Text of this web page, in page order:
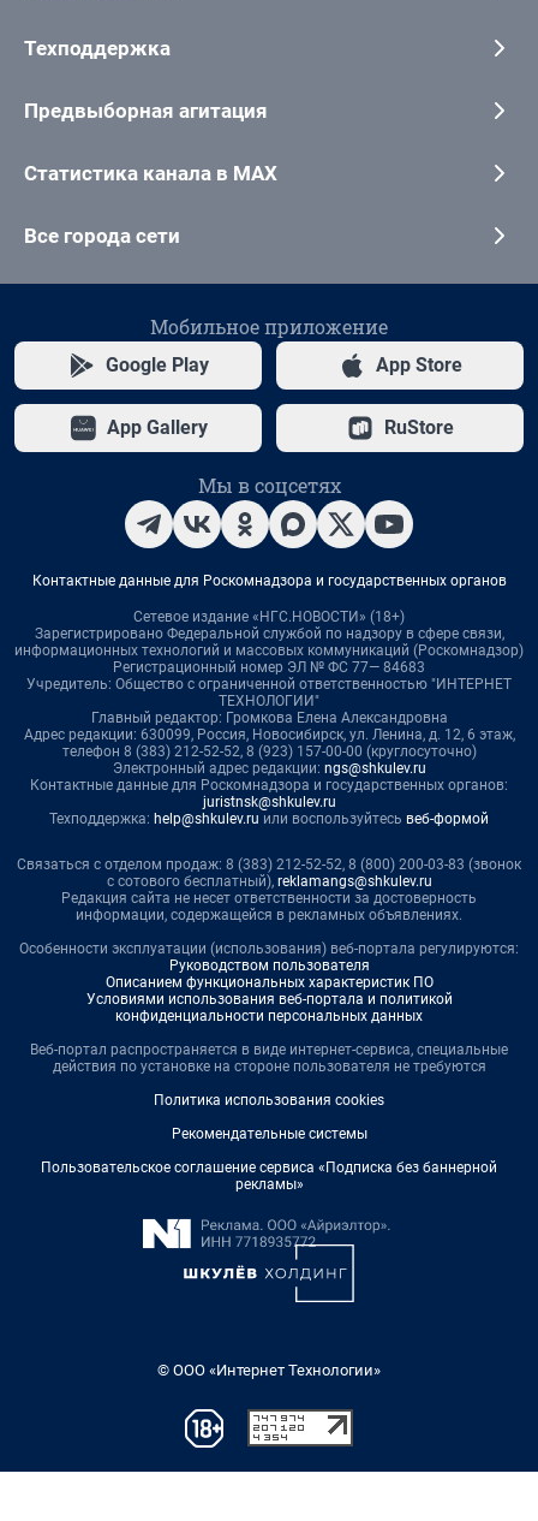
Техподдержка
Предвыборная агитация
Статистика канала в MAX
Все города сети
Мобильное приложение
Google Play App Store
App Gallery RuStore
Мы в соцсетях
Контактные данные для Роскомнадзора и государственных органов
Сетевое издание «НГС.НОВОСТИ» (18+)
Зарегистрировано Федеральной службой по надзору в сфере связи,
информационных технологий и массовых коммуникаций (Роскомнадзор)
Регистрационный номер ЭЛ № ФС 77— 84683
Учредитель: Общество с ограниченной ответственностью "ИНТЕРНЕТ
ТЕХНОЛОГИИ"
Главный редактор: Громкова Елена Александровна
Адрес редакции: 630099, Россия, Новосибирск, ул. Ленина, д. 12, 6 этаж,
телефон 8 (383) 212-52-52, 8 (923) 157-00-00 (круглосуточно)
Электронный адрес редакции: ngs@shkulev.ru
Контактные данные для Роскомнадзора и государственных органов:
juristnsk@shkulev.ru
Техподдержка: help@shkulev.ru или воспользуйтесь веб-формой
Связаться с отделом продаж: 8 (383) 212-52-52, 8 (800) 200-03-83 (звонок
с сотового бесплатный), reklamangs@shkulev.ru
Редакция сайта не несет ответственности за достоверность
информации, содержащейся в рекламных объявлениях.
Особенности эксплуатации (использования) веб-портала регулируются:
Руководством пользователя
Описанием функциональных характеристик ПО
Условиями использования веб-портала и политикой
конфиденциальности персональных данных
Веб-портал распространяется в виде интернет-сервиса, специальные
действия по установке на стороне пользователя не требуются
Политика использования cookies
Рекомендательные системы
Пользовательское соглашение сервиса «Подписка без баннерной
рекламы»
© ООО «Интернет Технологии»